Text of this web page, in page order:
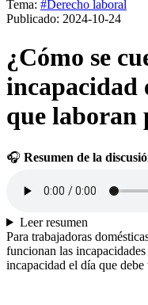
Tema: #Derecho laboral
Publicado: 2024-10-24
¿Cómo se
incapacidad
que laboran
🎧 Resumen de la
Leer resumen
Para trabajadoras
funcionan las
incapacidad el día que